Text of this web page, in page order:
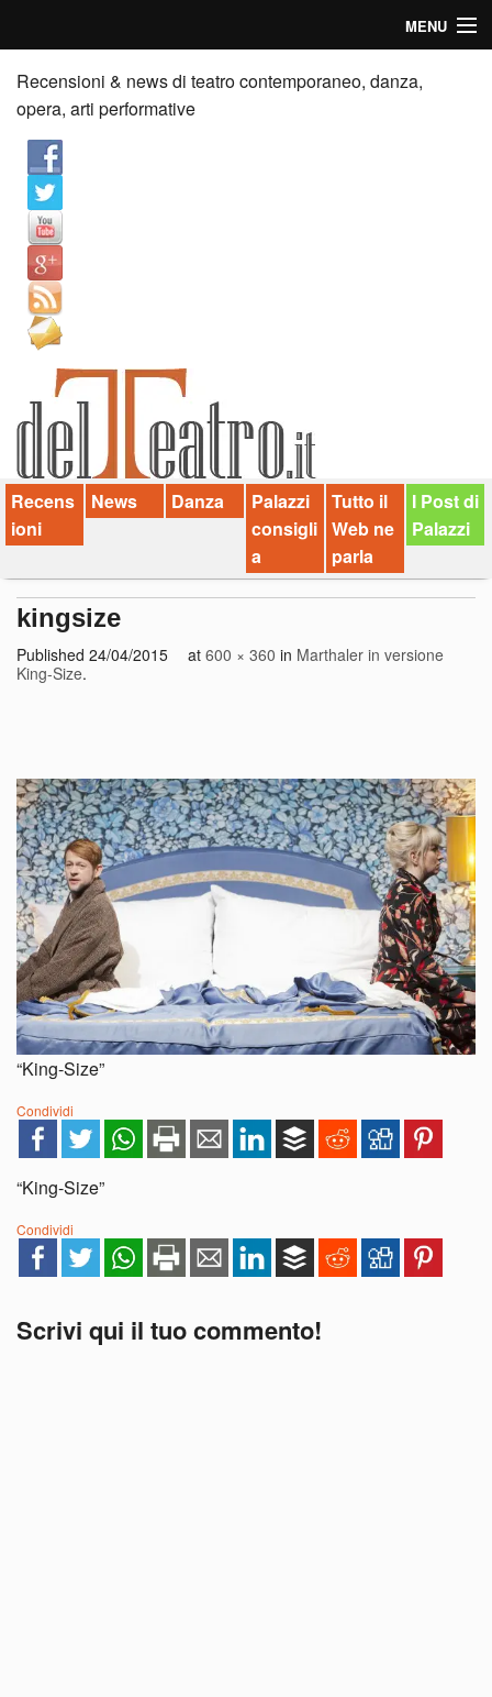
MENU
Home
Recensioni
Anticipazioni
News
Palazzi consiglia
Video
Chi siamo
Contatti
dT in English
Recensioni & news di teatro contemporaneo, danza,
opera, arti performative
Recens
ioni
News Danza
Palazzi
consigli
a
Tutto il
Web ne
parla
I Post di
Palazzi
kingsize
Published 24/04/2015 at 600 × 360 in Marthaler in versione
King-Size.
“King-Size”
Condividi
“King-Size”
Condividi
Scrivi qui il tuo commento!